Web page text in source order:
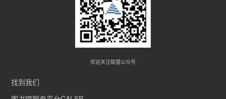
欢迎关注联盟公众号
找到我们